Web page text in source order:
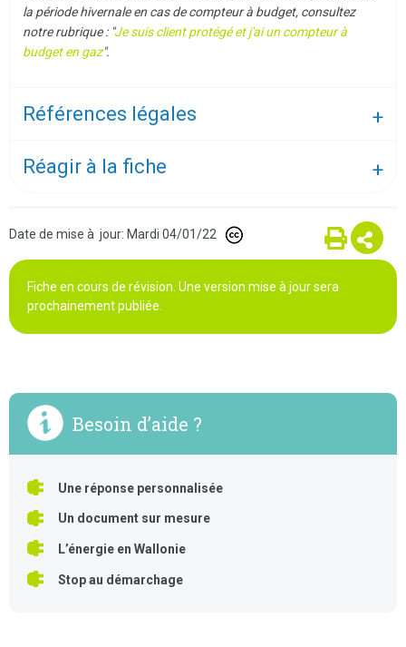
la période hivernale en cas de compteur à budget, consultez
notre rubrique : "Je suis client protégé et j'ai un compteur à
budget en gaz".
Références légales
Réagir à la fiche
Date de mise à jour: Mardi 04/01/22
Fiche en cours de révision. Une version mise à jour sera
prochainement publiée.
Besoin d’aide ?
Une réponse personnalisée
Un document sur mesure
L’énergie en Wallonie
Stop au démarchage